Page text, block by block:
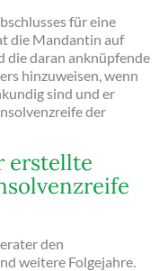
für eine
die Mandantin auf
die daran anknüpfende
hinzuweisen, wenn
sind und er
der
erstellte
den
weitere Folgejahre.